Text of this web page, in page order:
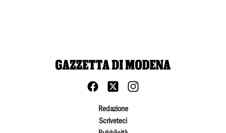
Redazione
Scriveteci